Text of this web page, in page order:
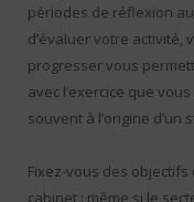
périodes de réflexion
d’évaluer votre activité,
progresser vous
avec l’exercice que
souvent à l’origine d’un
Fixez-vous des
cabinet : même si le